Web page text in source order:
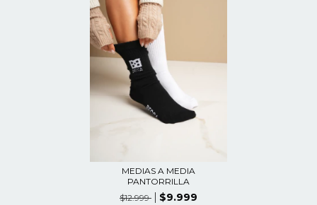
MEDIAS A MEDIA
PANTORRILLA
$12.999
$9.999